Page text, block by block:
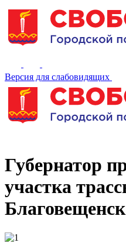
Версия для слабовидящих
Губернатор
участка